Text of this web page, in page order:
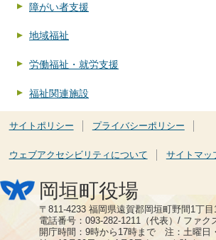
障がい者支援
地域福祉
労働福祉・就労支援
福祉関連施設
サイトポリシー プライバシーポリシー
ウェブアクセシビリティについて サイトマッ
岡垣町役場
〒811-4233 福岡県遠賀郡岡垣町野間1丁目
電話番号：093-282-1211（代表）/ ファク
開庁時間：9時から17時まで 注：土曜日